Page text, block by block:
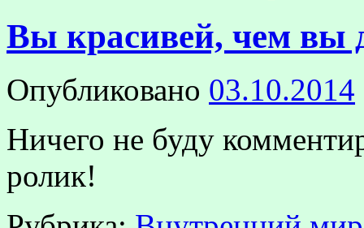
Вы красивей, чем вы
Опубликовано 03.10.2014
Ничего не буду
ролик!